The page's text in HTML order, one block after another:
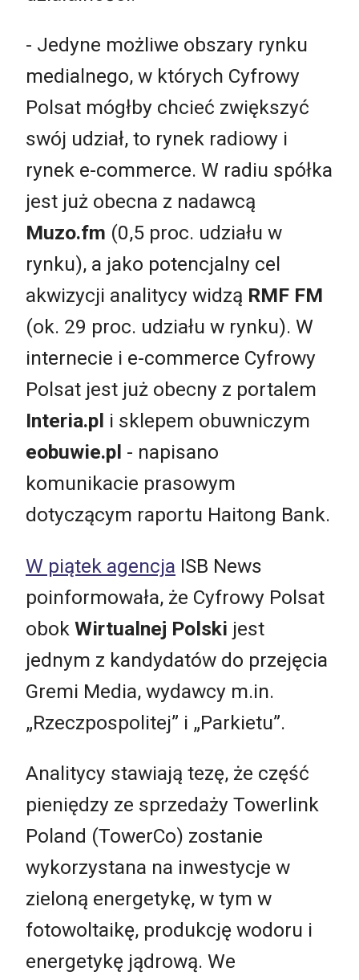
- Jedyne możliwe obszary rynku
medialnego, w których Cyfrowy
Polsat mógłby chcieć zwiększyć
swój udział, to rynek radiowy i
rynek e-commerce. W radiu spółka
jest już obecna z nadawcą
Muzo.fm (0,5 proc. udziału w
rynku), a jako potencjalny cel
akwizycji analitycy widzą RMF FM
(ok. 29 proc. udziału w rynku). W
internecie i e-commerce Cyfrowy
Polsat jest już obecny z portalem
Interia.pl i sklepem obuwniczym
eobuwie.pl - napisano
komunikacie prasowym
dotyczącym raportu Haitong Bank.
W piątek agencja ISB News
poinformowała, że Cyfrowy Polsat
obok Wirtualnej Polski jest
jednym z kandydatów do przejęcia
Gremi Media, wydawcy m.in.
„Rzeczpospolitej” i „Parkietu”.
Analitycy stawiają tezę, że część
pieniędzy ze sprzedaży Towerlink
Poland (TowerCo) zostanie
wykorzystana na inwestycje w
zieloną energetykę, w tym w
fotowoltaikę, produkcję wodoru i
energetykę jądrową. We